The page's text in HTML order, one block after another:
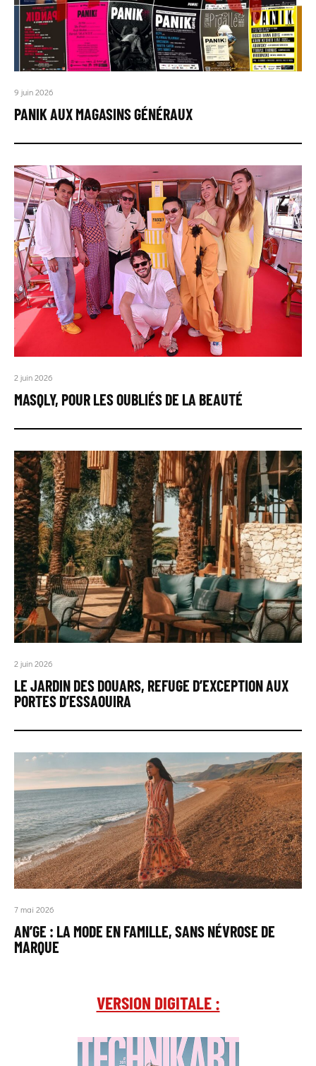
9 juin 2026
PANIK AUX MAGASINS GÉNÉRAUX
2 juin 2026
MASQLY, POUR LES OUBLIÉS DE LA BEAUTÉ
2 juin 2026
LE JARDIN DES DOUARS, REFUGE D’EXCEPTION AUX
PORTES D’ESSAOUIRA
7 mai 2026
AN’GE : LA MODE EN FAMILLE, SANS NÉVROSE DE
MARQUE
VERSION DIGITALE :